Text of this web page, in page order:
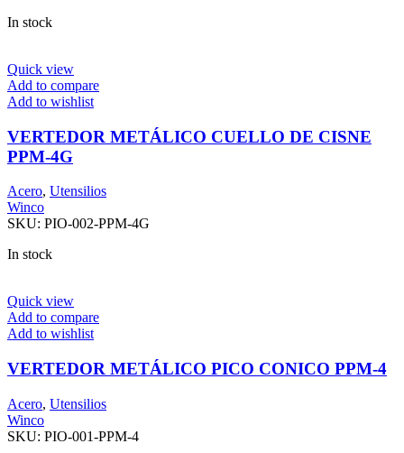
In stock
Quick view
Add to compare
Add to wishlist
VERTEDOR METÁLICO CUELLO DE CISNE
PPM-4G
Acero, Utensilios
Winco
SKU: PIO-002-PPM-4G
In stock
Quick view
Add to compare
Add to wishlist
VERTEDOR METÁLICO PICO CONICO PPM-4
Acero, Utensilios
Winco
SKU: PIO-001-PPM-4